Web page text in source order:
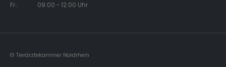
Fr.: 09:00 - 12:00 Uhr
© Tierärztekammer Nordrhein